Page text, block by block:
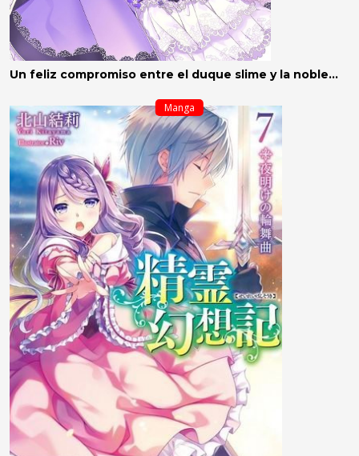
Un feliz compromiso entre el duque slime y la noble
Manga